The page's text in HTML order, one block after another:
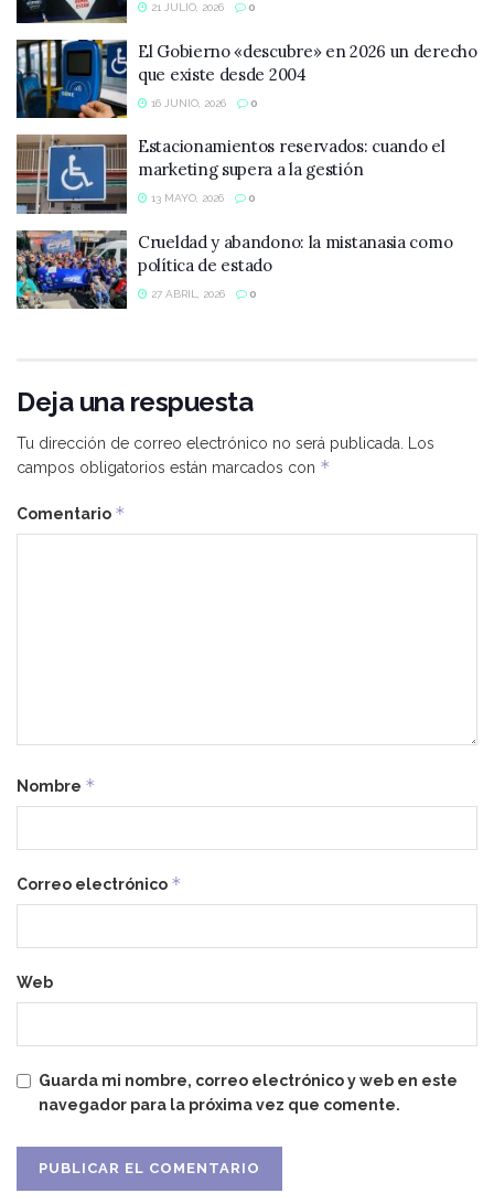
21 JULIO, 2026 0
El Gobierno «descubre» en 2026 un derecho
que existe desde 2004
16 JUNIO, 2026 0
Estacionamientos reservados: cuando el
marketing supera a la gestión
13 MAYO, 2026 0
Crueldad y abandono: la mistanasia como
política de estado
27 ABRIL, 2026 0
Deja una respuesta
Tu dirección de correo electrónico no será publicada.
Los
campos obligatorios están marcados con *
Comentario *
Nombre *
Correo electrónico *
Web
Guarda mi nombre, correo electrónico y web en este
navegador para la próxima vez que comente.